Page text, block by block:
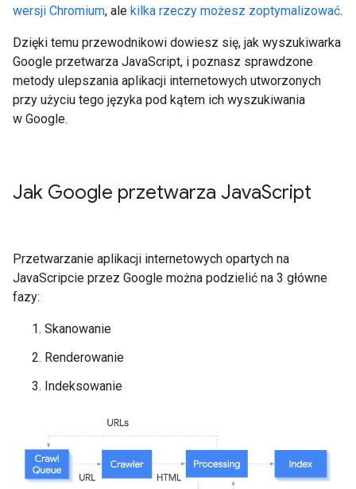
wersji Chromium, ale kilka rzeczy możesz zoptymalizować.
Dzięki temu przewodnikowi dowiesz się, jak wyszukiwarka
Google przetwarza JavaScript, i poznasz sprawdzone
metody ulepszania aplikacji internetowych utworzonych
przy użyciu tego języka pod kątem ich wyszukiwania
w Google.
Jak Google przetwarza JavaScript
Przetwarzanie aplikacji internetowych opartych na
JavaScripcie przez Google można podzielić na 3 główne
fazy:
Skanowanie
Renderowanie
Indeksowanie